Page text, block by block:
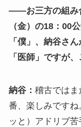
――お三方の組み
（金）の18：00
「僕」、納谷さ
「医師」ですが
納谷： 稽古ではま
番、楽しみですね
ッと）アドリブ苦